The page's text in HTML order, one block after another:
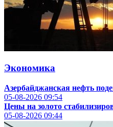
Экономика
Азербайджанская нефть
05-08-2026 09:54
Цены на золото
05-08-2026 09:44